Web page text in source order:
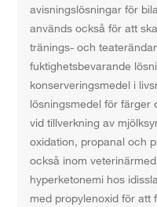
avisningslösningar för
används också för att
tränings- och
fuktighetsbevarande
konserveringsmedel i
lösningsmedel för färger
vid tillverkning av
oxidation, propanal och
också inom
hyperketonemi hos
med propylenoxid för att